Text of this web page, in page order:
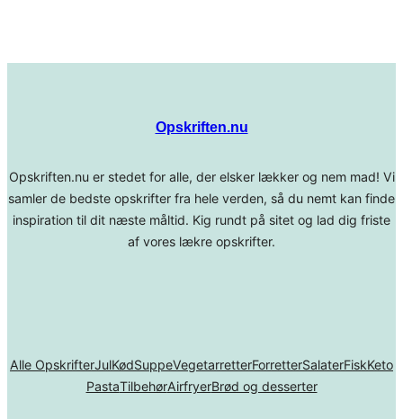
Opskriften.nu
Opskriften.nu er stedet for alle, der elsker lækker og nem mad! Vi
samler de bedste opskrifter fra hele verden, så du nemt kan finde
inspiration til dit næste måltid. Kig rundt på sitet og lad dig friste
af vores lækre opskrifter.
Alle OpskrifterJulKødSuppeVegetarretterForretterSalaterFiskKeto
PastaTilbehørAirfryerBrød og desserter